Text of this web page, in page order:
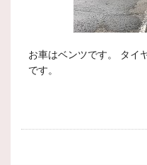
お車はベンツです。 タイ
です。